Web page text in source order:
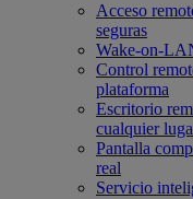
Acceso
seguras
Wake-on-
Control
plataforma
Escritorio
cualquier
Pantalla
real
Servicio